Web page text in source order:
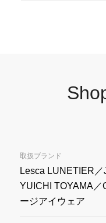
取扱ブランド
Lesca LUNETIER
YUICHI TOYAMA
ージアイウェア